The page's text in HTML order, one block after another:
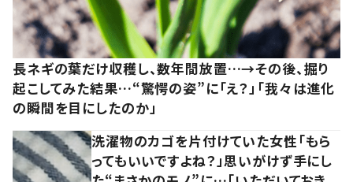
長ネギの葉だけ収穫し、数年間放置…→その後、掘り
起こしてみた結果…“驚愕の姿”に「え？」「我々は進化
の瞬間を目にしたのか」
洗濯物のカゴを片付けていた女性「もら
ってもいいですよね？」思いがけず手にし